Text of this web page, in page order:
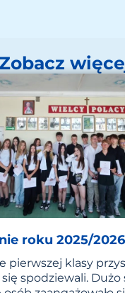
Zobacz
roku 2025/2026
pierwszej klasy
spodziewali. Dużo